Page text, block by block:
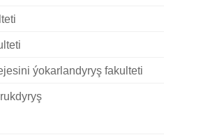
ýokarlandyryş fakulteti